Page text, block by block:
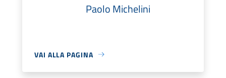
Paolo Michelini
VAI ALLA PAGINA